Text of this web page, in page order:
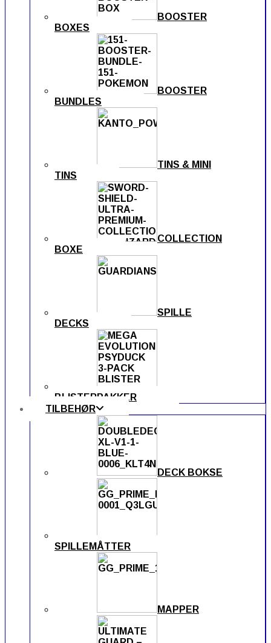
BOOSTER
BOXES
BOOSTER
BUNDLES
TINS & MINI
TINS
COLLECTION
BOXE
SPILLE
DECKS
BLISTERPAKKER
TILBEHØR
DECK BOKSE
SPILLEMÅTTER
MAPPER